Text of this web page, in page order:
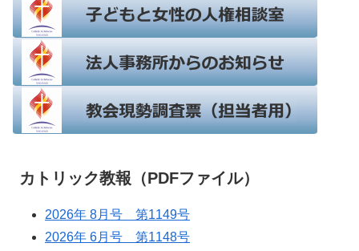
カトリック教報（PDFファイル）
2026年 8月号 第1149号
2026年 6月号 第1148号